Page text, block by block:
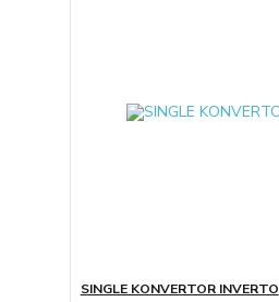
SINGLE KONVERTOR INVERTO